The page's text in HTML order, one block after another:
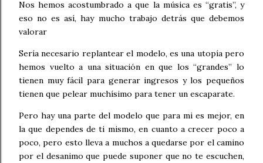
Nos hemos acostumbrado a que la música es “gratis”, y
eso no es así, hay mucho trabajo detrás que debemos
valorar
Sería necesario replantear el modelo, es una utopía pero
hemos vuelto a una situación en que los “grandes” lo
tienen muy fácil para generar ingresos y los pequeños
tienen que pelear muchísimo para tener un escaparate.
Pero hay una parte del modelo que para mi es mejor, en
la que dependes de ti mismo, en cuanto a crecer poco a
poco, pero esto lleva a muchos a quedarse por el camino
por el desanimo que puede suponer que no te escuchen,